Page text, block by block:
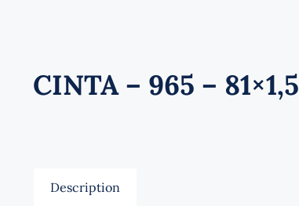
CINTA – 965 – 81×1,5
Description